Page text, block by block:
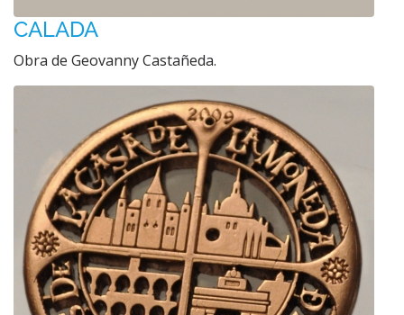
CALADA
Obra de Geovanny Castañeda.